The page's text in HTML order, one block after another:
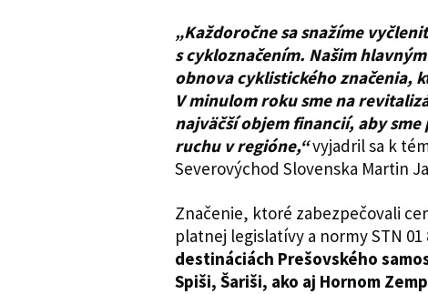
„Každoročne sa snažíme
s cykloznačením. Našim
obnova cyklistického značenia,
V minulom roku sme na
najväčší objem financií, aby
ruchu v regióne,“vyjadril sa k
Severovýchod Slovenska Martin
Značenie, ktoré zabezpečovali
platnej legislatívy a normy STN 01
destináciách Prešovského
Spiši, Šariši, ako aj Hornom